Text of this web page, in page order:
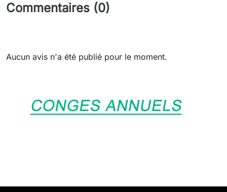
Commentaires (0)
Aucun avis n'a été publié pour le moment.